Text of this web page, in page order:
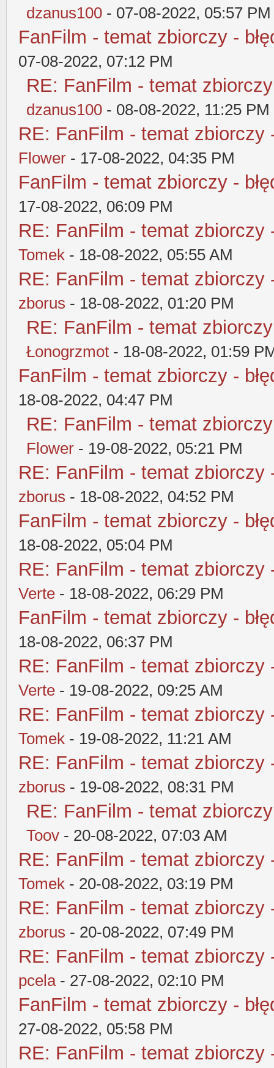
dzanus100 - 07-08-2022, 05:57 PM
FanFilm - temat zbiorczy -
07-08-2022, 07:12 PM
RE: FanFilm - temat
dzanus100 - 08-08-2022, 11:25 PM
RE: FanFilm - temat zbiorczy
Flower - 17-08-2022, 04:35 PM
FanFilm - temat zbiorczy -
17-08-2022, 06:09 PM
RE: FanFilm - temat zbiorczy
Tomek - 18-08-2022, 05:55 AM
RE: FanFilm - temat zbiorczy
zborus - 18-08-2022, 01:20 PM
RE: FanFilm - temat
Łonogrzmot - 18-08-2022, 01:59
FanFilm - temat zbiorczy -
18-08-2022, 04:47 PM
RE: FanFilm - temat
Flower - 19-08-2022, 05:21 PM
RE: FanFilm - temat zbiorczy
zborus - 18-08-2022, 04:52 PM
FanFilm - temat zbiorczy -
18-08-2022, 05:04 PM
RE: FanFilm - temat zbiorczy
Verte - 18-08-2022, 06:29 PM
FanFilm - temat zbiorczy -
18-08-2022, 06:37 PM
RE: FanFilm - temat zbiorczy
Verte - 19-08-2022, 09:25 AM
RE: FanFilm - temat zbiorczy
Tomek - 19-08-2022, 11:21 AM
RE: FanFilm - temat zbiorczy
zborus - 19-08-2022, 08:31 PM
RE: FanFilm - temat
Toov - 20-08-2022, 07:03 AM
RE: FanFilm - temat zbiorczy
Tomek - 20-08-2022, 03:19 PM
RE: FanFilm - temat zbiorczy
zborus - 20-08-2022, 07:49 PM
RE: FanFilm - temat zbiorczy
pcela- 27-08-2022, 02:10 PM
FanFilm - temat zbiorczy -
27-08-2022, 05:58 PM
RE: FanFilm - temat zbiorczy